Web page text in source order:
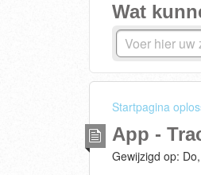
Wat
Startpagina
App -
Gewijzigd op: